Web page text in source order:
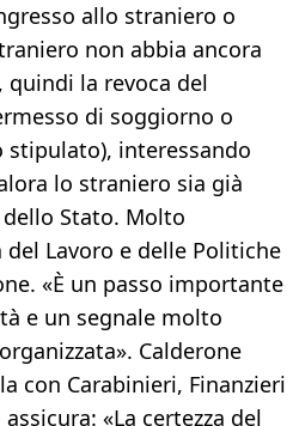
allo straniero o
non abbia ancora
la revoca del
di soggiorno o
interessando
lo straniero sia già
Stato. Molto
Lavoro e delle Politiche
«È un passo importante
e un segnale molto
Calderone
con Carabinieri, Finanzieri
«La certezza del